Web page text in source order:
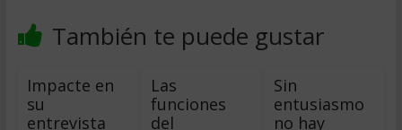
También te puede gustar
Impacte en
su
entrevista
Las
funciones
del
Sin
entusiasmo
no hay